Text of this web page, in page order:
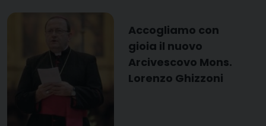
Accogliamo con
gioia il nuovo
Arcivescovo Mons.
Lorenzo Ghizzoni